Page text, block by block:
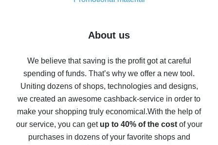
Five ways to get the most cash back on AliExpress
back
10% cash back on AliExpress - the impossible is
possible
The best cash back on AliExpress - how to find it
The best cash back service for AliExpress - let's
compare offers
About us
We believe that saving is the profit got at careful
spending of funds. That’s why we offer a new tool.
Uniting dozens of shops, technologies and designs,
we created an awesome cashback-service in order to
make your shopping truly economical.With the help of
our service, you can get up to 40% of the costof your
purchases in dozens of your favorite shops and